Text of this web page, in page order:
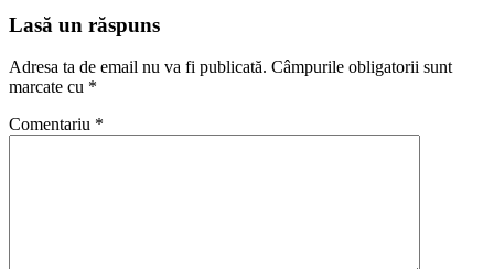
Lasă un răspuns
Adresa ta de email nu va fi publicată. Câmpurile obligatorii sunt
marcate cu *
Comentariu *